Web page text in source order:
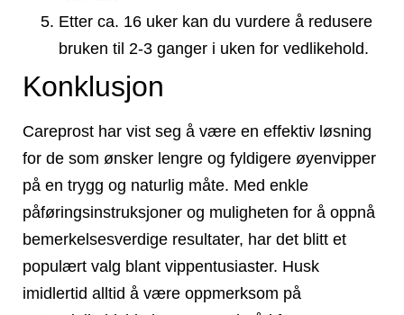
Etter ca. 16 uker kan du vurdere å redusere
bruken til 2-3 ganger i uken for vedlikehold.
Konklusjon
Careprost har vist seg å være en effektiv løsning
for de som ønsker lengre og fyldigere øyenvipper
på en trygg og naturlig måte. Med enkle
påføringsinstruksjoner og muligheten for å oppnå
bemerkelsesverdige resultater, har det blitt et
populært valg blant vippentusiaster. Husk
imidlertid alltid å være oppmerksom på